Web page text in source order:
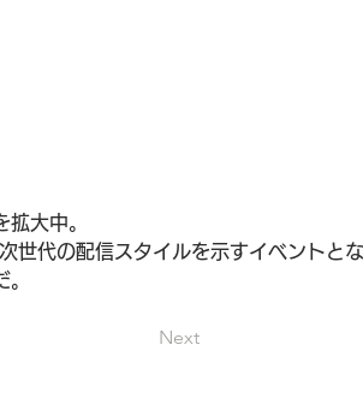
大中。
代の配信スタイルを示すイベントとな
Next